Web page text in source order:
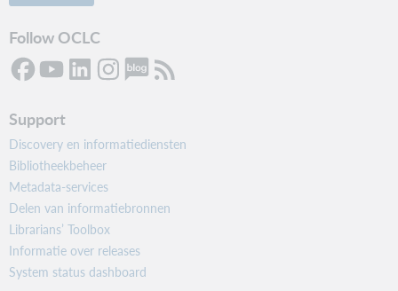
Follow OCLC
Support
Discovery en informatiediensten
Bibliotheekbeheer
Metadata-services
Delen van informatiebronnen
Librarians’ Toolbox
Informatie over releases
System status dashboard